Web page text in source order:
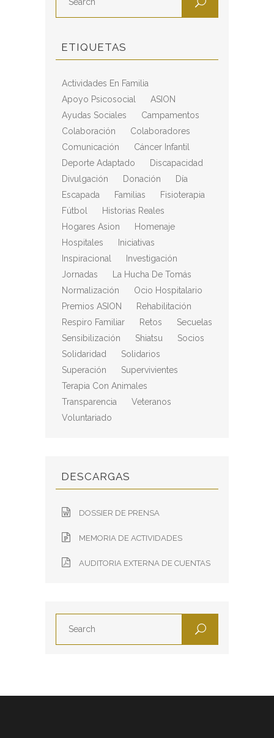
ETIQUETAS
Actividades En Familia
Apoyo Psicosocial
ASION
Ayudas Sociales
Campamentos
Colaboración
Colaboradores
Comunicación
Cáncer Infantil
Deporte Adaptado
Discapacidad
Divulgación
Donación
Día
Escapada
Familias
Fisioterapia
Fútbol
Historias Reales
Hogares Asion
Homenaje
Hospitales
Iniciativas
Inspiracional
Investigación
Jornadas
La Hucha De Tomás
Normalización
Ocio Hospitalario
Premios ASION
Rehabilitación
Respiro Familiar
Retos
Secuelas
Sensibilización
Shiatsu
Socios
Solidaridad
Solidarios
Superación
Supervivientes
Terapia Con Animales
Transparencia
Veteranos
Voluntariado
DESCARGAS
DOSSIER DE PRENSA
MEMORIA DE ACTIVIDADES
AUDITORIA EXTERNA DE CUENTAS